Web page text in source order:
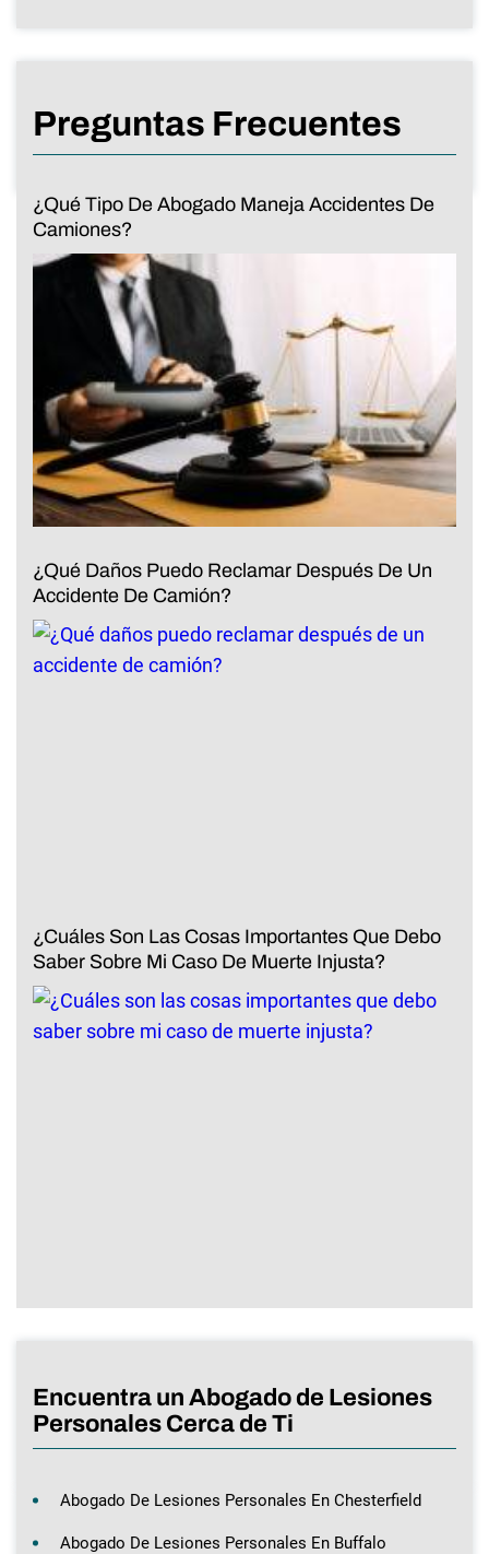
Preguntas Frecuentes
¿Qué Tipo De Abogado Maneja Accidentes De
Camiones?
¿Qué Daños Puedo Reclamar Después De Un
Accidente De Camión?
¿Cuáles Son Las Cosas Importantes Que Debo
Saber Sobre Mi Caso De Muerte Injusta?
Encuentra un Abogado de Lesiones
Personales Cerca de Ti
Abogado De Lesiones Personales En Chesterfield
Abogado De Lesiones Personales En Buffalo